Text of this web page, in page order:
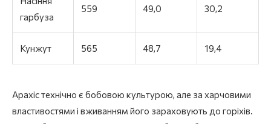
гарбуза
559 49,0 30,2
Кунжут 565 48,7 19,4
Арахіс технічно є бобовою культурою, але за харчовими
властивостями і вживанням його зараховують до горіхів.